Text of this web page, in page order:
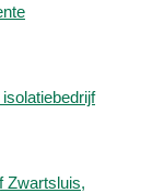
Zwartsluis,